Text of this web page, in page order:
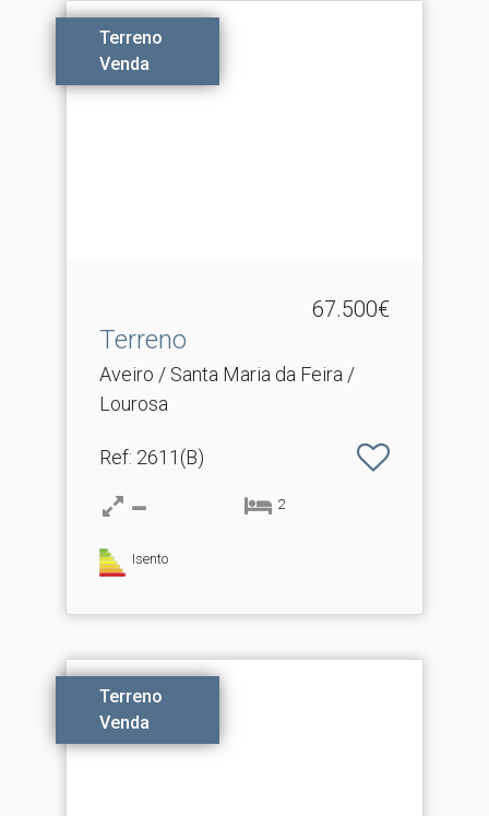
Terreno
Venda
67.500€
Terreno
Aveiro / Santa Maria da Feira /
Lourosa
Ref: 2611(B)
2
Isento
Terreno
Venda